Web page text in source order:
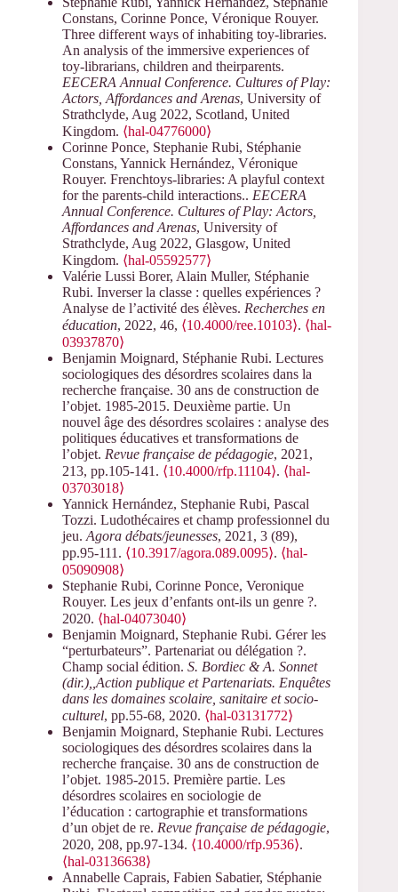
Constans, Corinne Ponce, Véronique Rouyer.
Three different ways of inhabiting toy-libraries.
An analysis of the immersive experiences of
toy-librarians, children and theirparents.
EECERA Annual Conference. Cultures of Play:
Actors, Affordances and Arenas, University of
Strathclyde, Aug 2022, Scotland, United
Kingdom. ⟨hal-04776000⟩
Corinne Ponce, Stephanie Rubi, Stéphanie
Constans, Yannick Hernández, Véronique
Rouyer. Frenchtoys-libraries: A playful context
for the parents-child interactions.. EECERA
Annual Conference. Cultures of Play: Actors,
Affordances and Arenas, University of
Strathclyde, Aug 2022, Glasgow, United
Kingdom. ⟨hal-05592577⟩
Valérie Lussi Borer, Alain Muller, Stéphanie
Rubi. Inverser la classe : quelles expériences ?
Analyse de l’activité des élèves. Recherches en
éducation, 2022, 46, ⟨10.4000/ree.10103⟩. ⟨hal-
03937870⟩
Benjamin Moignard, Stéphanie Rubi. Lectures
sociologiques des désordres scolaires dans la
recherche française. 30 ans de construction de
l’objet. 1985-2015. Deuxième partie. Un
nouvel âge des désordres scolaires : analyse des
politiques éducatives et transformations de
l’objet. Revue française de pédagogie, 2021,
213, pp.105-141. ⟨10.4000/rfp.11104⟩. ⟨hal-
03703018⟩
Yannick Hernández, Stephanie Rubi, Pascal
Tozzi. Ludothécaires et champ professionnel du
jeu. Agora débats/jeunesses, 2021, 3 (89),
pp.95-111. ⟨10.3917/agora.089.0095⟩. ⟨hal-
05090908⟩
Stephanie Rubi, Corinne Ponce, Veronique
Rouyer. Les jeux d’enfants ont-ils un genre ?.
2020. ⟨hal-04073040⟩
Benjamin Moignard, Stephanie Rubi. Gérer les
“perturbateurs”. Partenariat ou délégation ?.
Champ social édition. S. Bordiec & A. Sonnet
(dir.),,Action publique et Partenariats. Enquêtes
dans les domaines scolaire, sanitaire et socio-
culturel, pp.55-68, 2020. ⟨hal-03131772⟩
Benjamin Moignard, Stephanie Rubi. Lectures
sociologiques des désordres scolaires dans la
recherche française. 30 ans de construction de
l’objet. 1985-2015. Première partie. Les
désordres scolaires en sociologie de
l’éducation : cartographie et transformations
d’un objet de re. Revue française de pédagogie,
2020, 208, pp.97-134. ⟨10.4000/rfp.9536⟩.
⟨hal-03136638⟩
Annabelle Caprais, Fabien Sabatier, Stéphanie